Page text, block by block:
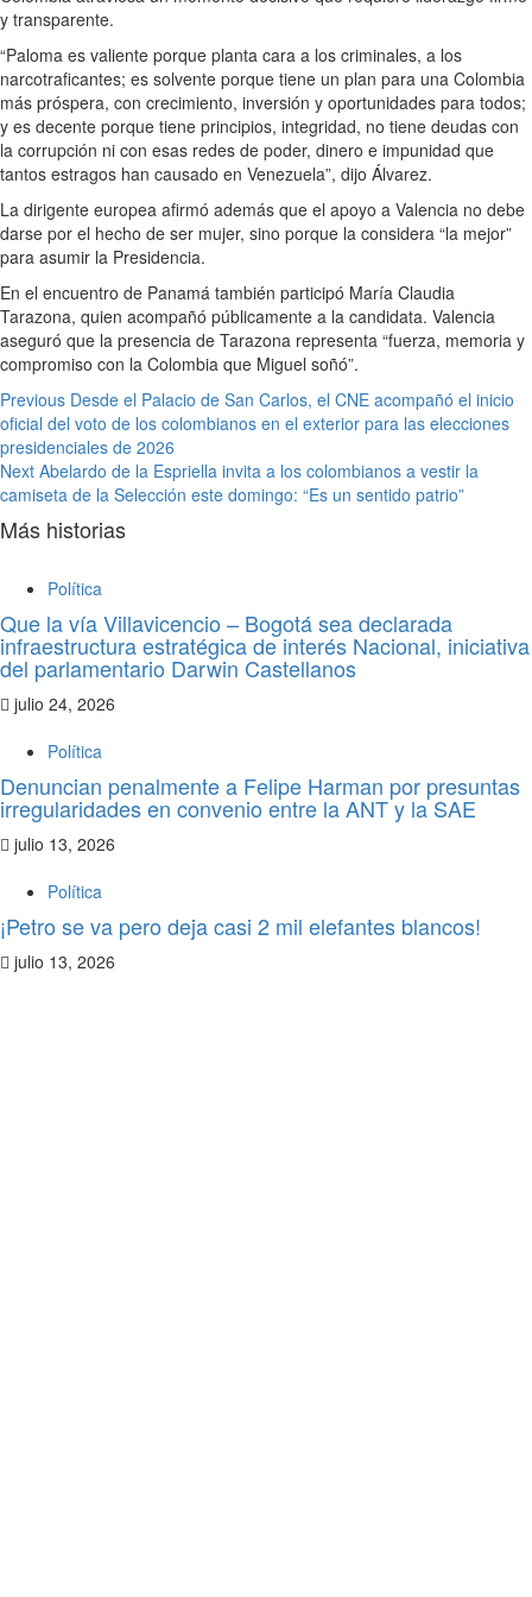
y transparente.
“Paloma es valiente porque planta cara a los criminales, a los
narcotraficantes; es solvente porque tiene un plan para una Colombia
más próspera, con crecimiento, inversión y oportunidades para todos;
y es decente porque tiene principios, integridad, no tiene deudas con
la corrupción ni con esas redes de poder, dinero e impunidad que
tantos estragos han causado en Venezuela”, dijo Álvarez.
La dirigente europea afirmó además que el apoyo a Valencia no debe
darse por el hecho de ser mujer, sino porque la considera “la mejor”
para asumir la Presidencia.
En el encuentro de Panamá también participó María Claudia
Tarazona, quien acompañó públicamente a la candidata. Valencia
aseguró que la presencia de Tarazona representa “fuerza, memoria y
compromiso con la Colombia que Miguel soñó”.
Previous Desde el Palacio de San Carlos, el CNE acompañó el inicio
oficial del voto de los colombianos en el exterior para las elecciones
presidenciales de 2026
Next Abelardo de la Espriella invita a los colombianos a vestir la
camiseta de la Selección este domingo: “Es un sentido patrio”
Más historias
Política
Que la vía Villavicencio – Bogotá sea declarada
infraestructura estratégica de interés Nacional, iniciativa
del parlamentario Darwin Castellanos
julio 24, 2026
Política
Denuncian penalmente a Felipe Harman por presuntas
irregularidades en convenio entre la ANT y la SAE
julio 13, 2026
Política
¡Petro se va pero deja casi 2 mil elefantes blancos!
julio 13, 2026